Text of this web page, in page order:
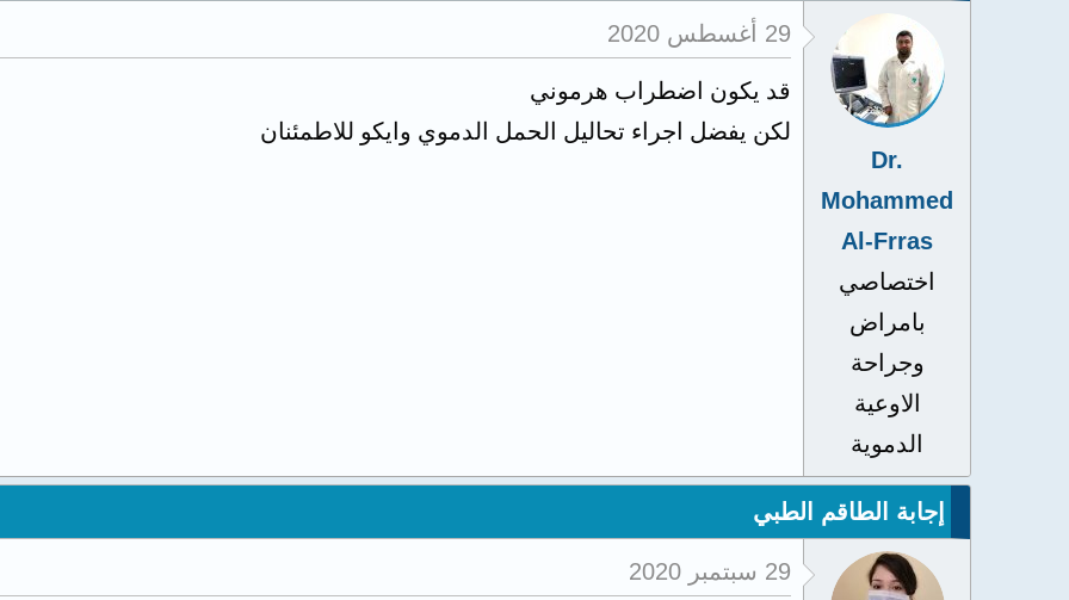
Dr.
Mohammed
Al-Frras
اختصاصي
بامراض
وجراحة
الاوعية
الدموية
29 أغسطس 2020
قد يكون اضطراب هرموني
لكن يفضل اجراء تحاليل الحمل الدموي وايكو للاطمئنان
إجابة الطاقم الطبي
29 سبتمبر 2020